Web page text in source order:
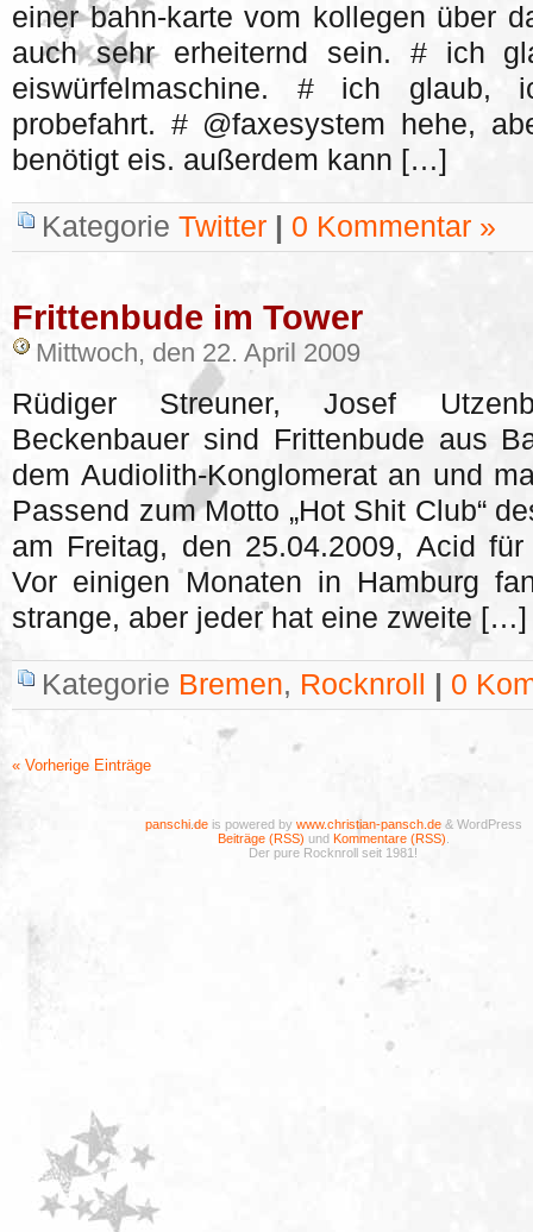
einer bahn-karte vom kollegen über
auch sehr erheiternd sein. # ich
eiswürfelmaschine. # ich glaub,
probefahrt. # @faxesystem hehe,
benötigt eis. außerdem kann […]
Kategorie Twitter 0 Kommentar »
Frittenbude im Tower
Mittwoch, den 22. April 2009
Rüdiger Streuner, Josef
Beckenbauer sind Frittenbude aus
dem Audiolith-Konglomerat an und
Passend zum Motto „Hot Shit Club“
am Freitag, den 25.04.2009, Acid
Vor einigen Monaten in Hamburg
strange, aber jeder hat eine zweite […]
Kategorie Bremen, Rocknroll 0
« Vorherige Einträge
panschi.deis powered by www.christian-pansch.de& WordPress
Beiträge (RSS) und Kommentare (RSS)
Der pure Rocknroll seit 1981!